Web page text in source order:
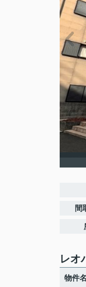
間
レオ
物件名